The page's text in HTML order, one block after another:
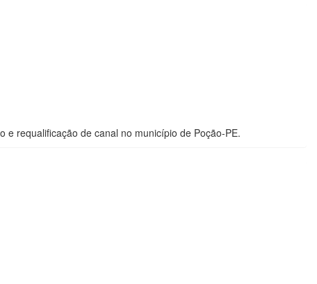
requalificação de canal no município de Poção-PE.